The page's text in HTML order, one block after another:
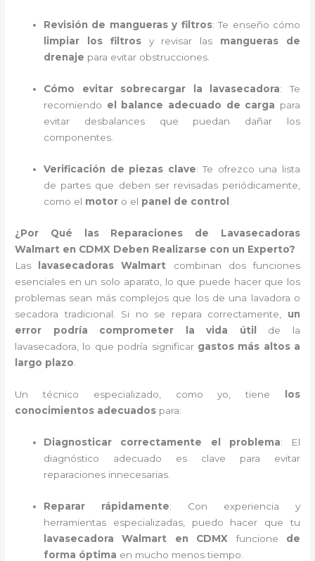
Revisión de mangueras y filtros: Te enseño cómo
limpiar los filtrosy revisar las mangueras de
drenaje para evitar obstrucciones.
Cómo evitar sobrecargar la lavasecadora: Te
recomiendo el balance adecuado de carga para
evitar desbalances que puedan dañar los
componentes.
Verificación de piezas clave: Te ofrezco una lista
de partes que deben ser revisadas periódicamente,
como el motor o el panel de control
¿Por Qué las Reparaciones de Lavasecadoras
Walmart en CDMX Deben Realizarse con un Experto?
Las
lavasecadoras Walmart combinan dos funciones
esenciales en un solo aparato, lo que puede hacer que los
problemas sean más complejos que los de una lavadora o
secadora tradicional. Si no se repara correctamente, un
error podría comprometer la vida útil
de la
lavasecadora, lo que podría significar gastos más altos a
largo plazo
Un técnico especializado, como yo, tiene
los
conocimientos adecuados para:
Diagnosticar correctamente el problema: El
diagnóstico adecuado es clave para evitar
reparaciones innecesarias.
Reparar rápidamente: Con experiencia y
herramientas especializadas, puedo hacer que tu
lavasecadora Walmart en CDMX funcione de
forma óptima en mucho menos tiempo.